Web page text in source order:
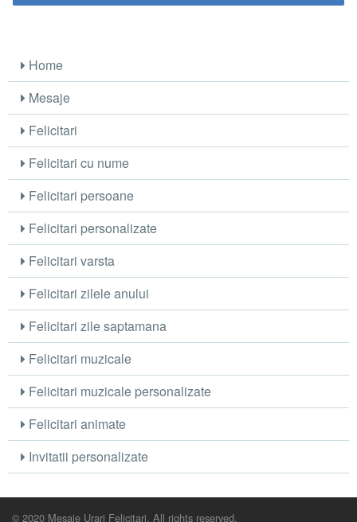
Home
Mesaje
Felicitari
Felicitari cu nume
Felicitari persoane
Felicitari personalizate
Felicitari varsta
Felicitari zilele anului
Felicitari zile saptamana
Felicitari muzicale
Felicitari muzicale personalizate
Felicitari animate
Invitatii personalizate
© 2020 Mesaje Urari Felicitari. All rights reserved.